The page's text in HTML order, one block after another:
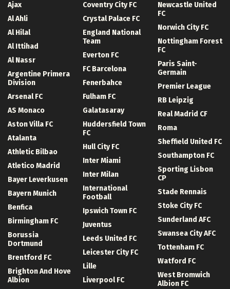
Ajax
Al Ahli
Al Hilal
Al Ittihad
Al Nassr
Argentine Primera
Division
Arsenal FC
AS Monaco
Aston Villa FC
Atalanta
Athletic Bilbao
Atletico Madrid
Bayer Leverkusen
Bayern Munich
Benfica
Birmingham FC
Borussia
Dortmund
Brentford FC
Brighton And Hove
Albion
Coventry City FC
Crystal Palace FC
England National
Team
Everton FC
FC Barcelona
Fenerbahce
Fulham FC
Galatasaray
Huddersfield Town
FC
Hull City FC
Inter Miami
Inter Milan
International
Football
Ipswich Town FC
Juventus
Leeds United FC
Leicester City FC
Lille
Liverpool FC
Newcastle United
FC
Norwich City FC
Nottingham Forest
FC
Paris Saint-
Germain
Premier League
RB Leipzig
Real Madrid CF
Roma
Sheffield United FC
Southampton FC
Sporting Lisbon
CP
Stade Rennais
Stoke City FC
Sunderland AFC
Swansea City AFC
Tottenham FC
Watford FC
West Bromwich
Albion FC